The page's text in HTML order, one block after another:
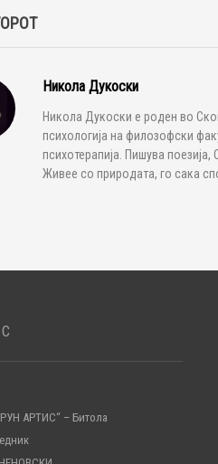
Никола Дукоски
Никола Дукоски е роден во
психологија на филозофски
психотерапија. Пишува
Живее со природата, го сака
АРТИС“ – Битола